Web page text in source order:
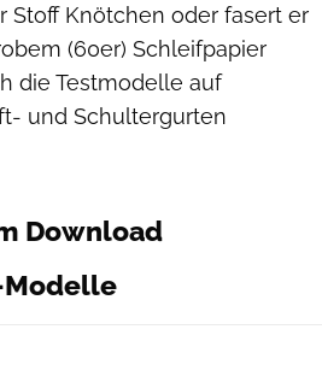
Stoff Knötchen oder fasert er
(60er) Schleifpapier
die Testmodelle auf
und Schultergurten
Download
Modelle